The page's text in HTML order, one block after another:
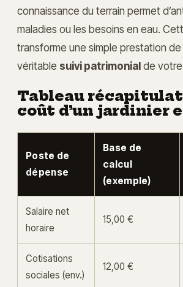
connaissance du terrain permet
maladies ou les besoins en eau.
transforme une simple prestation
véritable suivi patrimonialde votre
Tableau
coût d’un jardinier
Poste de
dépense
Base de
calcul
(exemple)
Salaire net
horaire
15,00 €
Cotisations
sociales (env.)
12,00 €